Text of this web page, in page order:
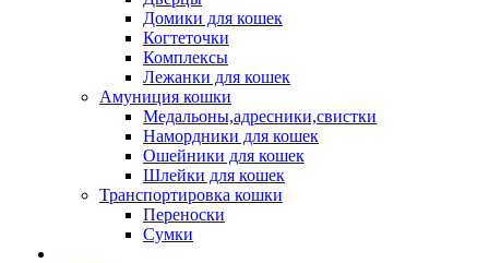
Домики для кошек
Когтеточки
Комплексы
Лежанки для кошек
Амуниция кошки
Медальоны,адресники,свистки
Намордники для кошек
Ошейники для кошек
Шлейки для кошек
Транспортировка кошки
Переноски
Сумки